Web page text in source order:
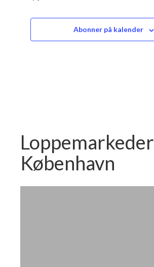
Abonner på kalender
Loppemarkeder
København